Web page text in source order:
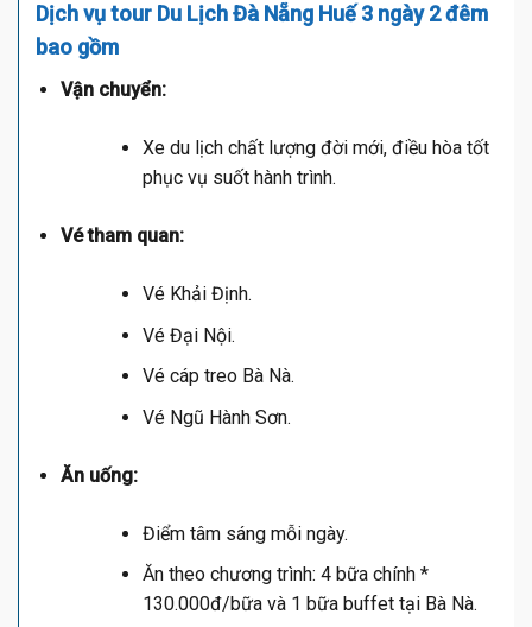
Dịch vụ tour Du Lịch Đà Nẵng Huế 3 ngày 2 đêm
bao gồm
Vận chuyển:
Xe du lịch chất lượng đời mới, điều hòa tốt
phục vụ suốt hành trình.
Vé tham quan:
Vé Khải Định.
Vé Đại Nội.
Vé cáp treo Bà Nà.
Vé Ngũ Hành Sơn.
Ăn uống:
Điểm tâm sáng mỗi ngày.
Ăn theo chương trình: 4 bữa chính *
130.000đ/bữa và 1 bữa buffet tại Bà Nà.